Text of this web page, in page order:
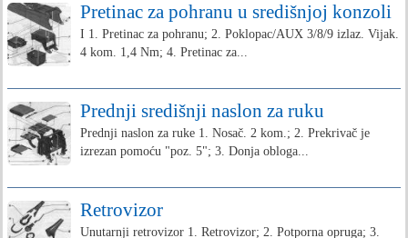
Pretinac za pohranu u središnjoj konzoli
I 1. Pretinac za pohranu; 2. Poklopac/AUX 3/8/9 izlaz. Vijak.
4 kom. 1,4 Nm; 4. Pretinac za...
Prednji središnji naslon za ruku
Prednji naslon za ruke 1. Nosač. 2 kom.; 2. Prekrivač je
izrezan pomoću "poz. 5"; 3. Donja obloga...
Retrovizor
Unutarnji retrovizor 1. Retrovizor; 2. Potporna opruga; 3.